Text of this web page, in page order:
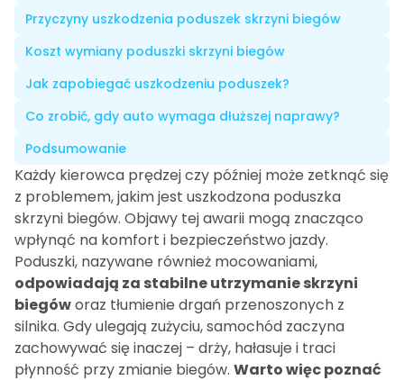
Przyczyny uszkodzenia poduszek skrzyni biegów
Koszt wymiany poduszki skrzyni biegów
Jak zapobiegać uszkodzeniu poduszek?
Co zrobić, gdy auto wymaga dłuższej naprawy?
Podsumowanie
Każdy kierowca prędzej czy później może zetknąć się
z problemem, jakim jest uszkodzona poduszka
skrzyni biegów. Objawy tej awarii mogą znacząco
wpłynąć na komfort i bezpieczeństwo jazdy.
Poduszki, nazywane również mocowaniami,
odpowiadają za stabilne utrzymanie skrzyni
biegóworaz tłumienie drgań przenoszonych z
silnika. Gdy ulegają zużyciu, samochód zaczyna
zachowywać się inaczej – drży, hałasuje i traci
płynność przy zmianie biegów. Warto więc poznać